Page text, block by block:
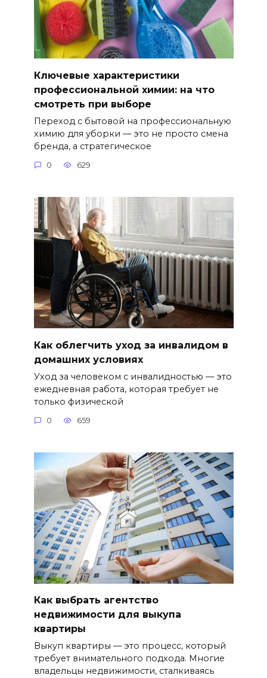
Ключевые характеристики
профессиональной химии: на что
смотреть при выборе
Переход с бытовой на профессиональную
химию для уборки — это не просто смена
бренда, а стратегическое
0 629
Как облегчить уход за инвалидом в
домашних условиях
Уход за человеком с инвалидностью — это
ежедневная работа, которая требует не
только физической
0 659
Как выбрать агентство
недвижимости для выкупа
квартиры
Выкуп квартиры — это процесс, который
требует внимательного подхода. Многие
владельцы недвижимости, сталкиваясь